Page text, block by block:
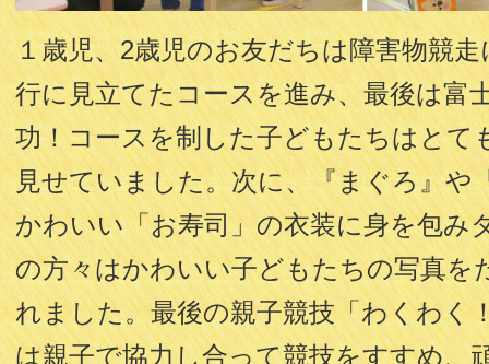
１歳児、2歳児のお友だちは障害物競
行に見立てたコースを進み、最後は富
功！コースを制した子どもたちはとて
見せていました。次に、『まぐろ』や
かわいい「お寿司」の衣装に身を包み
の方々はかわいい子どもたちの写真を
れました。最後の親子競技「わくわく
は親子で協力し合って競技をすすめ、